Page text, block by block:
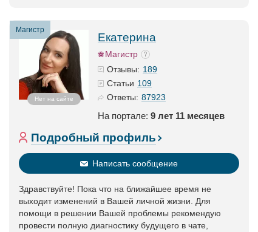
Магистр
Нет на сайте
Екатерина
Магистр
Отзывы: 189
Статьи 109
Ответы: 87923
На портале: 9 лет 11 месяцев
Подробный профиль
Написать сообщение
Здравствуйте! Пока что на ближайшее время не
выходит изменений в Вашей личной жизни. Для
помощи в решении Вашей проблемы рекомендую
провести полную диагностику будущего в чате,